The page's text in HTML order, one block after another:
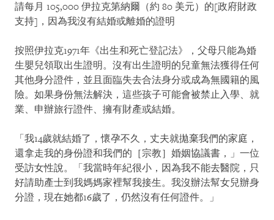
請每月 105,000 伊拉克第納爾（約 80 美元）的[政府財政
支持]，因為我沒有結婚或離婚的證明
按照伊拉克1971年《出生和死亡登記法》，父母只能為婚
生嬰兒領取出生證明。沒有出生證明的兒童無法獲得任何
其他身分證件，並且面臨失去合法身分或成為無國籍的風
險。如果身份無法解決，這些孩子可能會被禁止入學、就
業、申辦旅行證件、擁有財產或結婚。
「我14歲就結婚了，懷孕不久，丈夫就拋棄我們的家庭，
還拿走我的身份證和我們的［宗教］婚姻協議書，」一位
受訪女性說。「我當時年紀很小，因為我不能去醫院，只
好請助產士到我媽媽家裡幫我接生。我沒辦法幫女兒辦身
分證，現在她都16歲了，仍然沒有任何證件。」